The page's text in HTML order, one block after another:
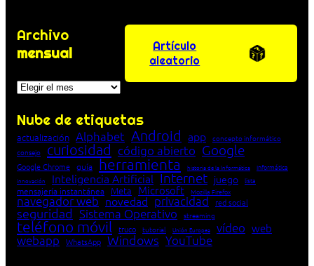
Archivo
mensual
Archivos
Artículo
aleatorio
Nube de etiquetas
actualización Alphabet Android app concepto informático
consejo
curiosidad código abierto Google
Google Chrome guía herramienta historia de la Informática Informática
innovación Inteligencia Artificial Internet juego lista
mensajería instantánea Meta Microsoft Mozilla Firefox
navegador web novedad privacidad red social
seguridad Sistema Operativo streaming
teléfono móvil truco tutorial Unión Europea vídeo web
webapp WhatsApp Windows YouTube